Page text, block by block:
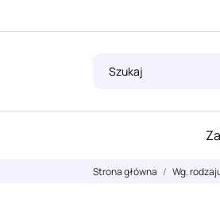
Strona główna Wg.